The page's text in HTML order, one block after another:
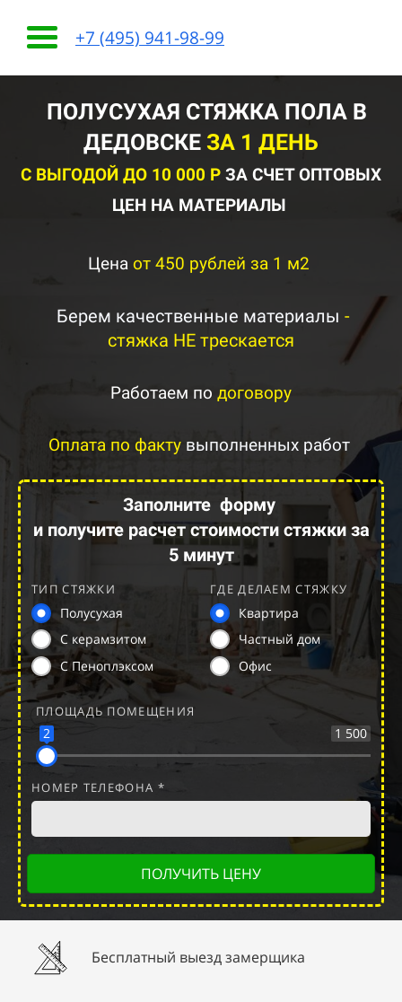
+7 (495) 941-98-99
ПОЛУСУХАЯ СТЯЖКА ПОЛА В
ДЕДОВСКЕ ЗА 1 ДЕНЬ
С ВЫГОДОЙ ДО 10 000 Р ЗА СЧЕТ ОПТОВЫХ
ЦЕН НА МАТЕРИАЛЫ
Цена от 450 рублей за 1 м2
Берем качественные материалы -
стяжка НЕ трескается
Работаем по договору
Оплата по факту выполненных работ
Заполните форму
и получите расчет стоимости стяжки за
5 минут
ТИП СТЯЖКИ
Полусухая
С керамзитом
С Пеноплэксом
ГДЕ ДЕЛАЕМ СТЯЖКУ
Квартира
Частный дом
Офис
ПЛОЩАДЬ ПОМЕЩЕНИЯ
1 500
2
НОМЕР ТЕЛЕФОНА *
ПОЛУЧИТЬ ЦЕНУ
Бесплатный выезд замерщика